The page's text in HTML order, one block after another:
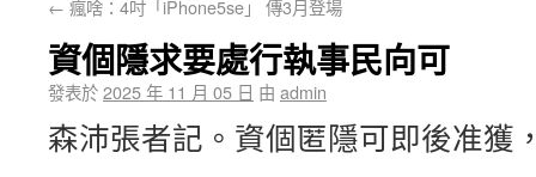
← 瘋啥：4吋「iPhone5se」 傳3月登場
資個隱求要處行執事民向可
發表於2025 年 11 月 05 日 由 admin
森沛張者記。資個匿隱可即後准獲